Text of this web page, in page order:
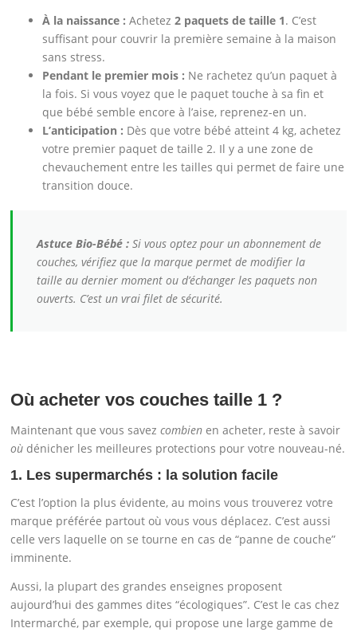
À la naissance : Achetez2 paquets de taille 1. C’est
suffisant pour couvrir la première semaine à la maison
sans stress.
Pendant le premier mois : Ne rachetez qu’un paquet à
la fois. Si vous voyez que le paquet touche à sa fin et
que bébé semble encore à l’aise, reprenez-en un.
L’anticipation : Dès que votre bébé atteint 4 kg, achetez
votre premier paquet de taille 2. Il y a une zone de
chevauchement entre les tailles qui permet de faire une
transition douce.
Astuce Bio-Bébé : Si vous optez pour un abonnement de
couches, vérifiez que la marque permet de modifier la
taille au dernier moment ou d’échanger les paquets non
ouverts. C’est un vrai filet de sécurité.
Où acheter vos couches taille 1 ?
Maintenant que vous savezcombien en acheter, reste à savoir
où dénicher les meilleures protections pour votre nouveau-né.
1. Les supermarchés : la solution facile
C’est l’option la plus évidente, au moins vous trouverez votre
marque préférée partout où vous vous déplacez. C’est aussi
celle vers laquelle on se tourne en cas de “panne de couche”
imminente.
Aussi, la plupart des grandes enseignes proposent
aujourd’hui des gammes dites “écologiques”. C’est le cas chez
Intermarché, par exemple, qui propose une large gamme de